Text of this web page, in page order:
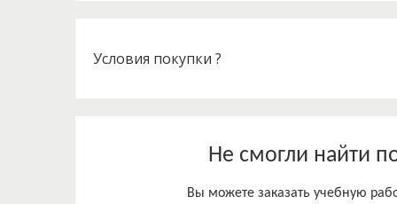
Условия покупки ?
Не смогли найти
Вы можете заказать учебную